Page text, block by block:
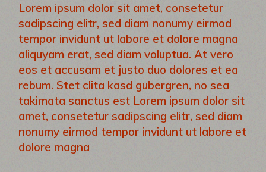
Lorem ipsum dolor sit amet, consetetur
sadipscing elitr, sed diam nonumy eirmod
tempor invidunt ut labore et dolore magna
aliquyam erat, sed diam voluptua. At vero
eos et accusam et justo duo dolores et ea
rebum. Stet clita kasd gubergren, no sea
takimata sanctus est Lorem ipsum dolor sit
amet, consetetur sadipscing elitr, sed diam
nonumy eirmod tempor invidunt ut labore et
dolore magna